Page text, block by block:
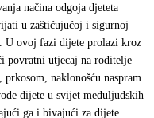
načina odgoja djeteta
u zaštićujućoj i sigurnoj
U ovoj fazi dijete prolazi kroz
povratni utjecaj na roditelje
naklonošću naspram
dijete u svijet međuljudskih
ga i bivajući za dijete